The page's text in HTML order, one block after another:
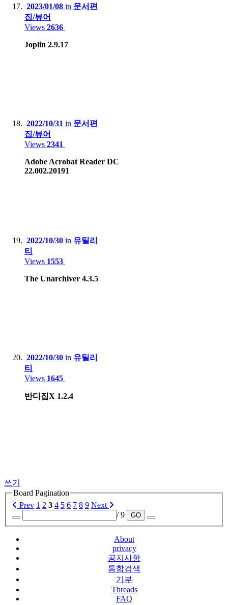
2023/01/08 in 문서편
집/뷰어
Views 2636
Joplin 2.9.17
2022/10/31 in 문서편
집/뷰어
Views 2341
Adobe Acrobat Reader DC
22.002.20191
2022/10/30 in 유틸리
티
Views 1553
The Unarchiver 4.3.5
2022/10/30 in 유틸리
티
Views 1645
반디집X 1.2.4
쓰기
Board Pagination
Prev 1 2 3 4 5 6 7 8 9 Next
/ 9
GO
About
privacy
공지사항
통합검색
기부
Threads
FAQ